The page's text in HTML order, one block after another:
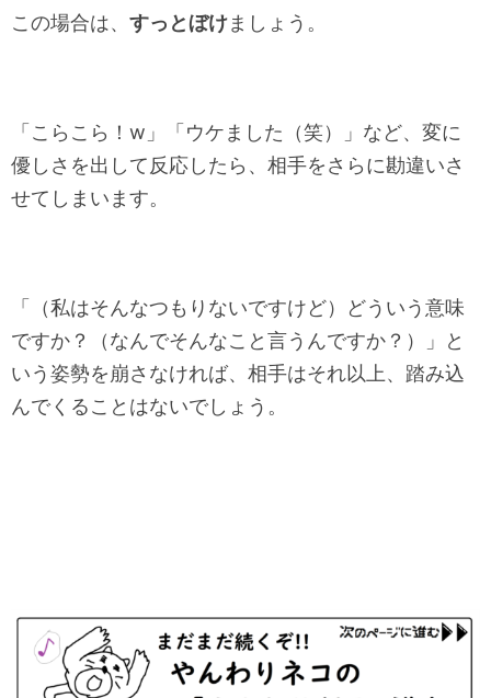
この場合は、 すっとぼけましょう。
「こらこら！w」「ウケました（笑）」など、変に
優しさを出して反応したら、相手をさらに勘違いさ
せてしまいます。
「（私はそんなつもりないですけど）どういう意味
ですか？（なんでそんなこと言うんですか？）」と
いう姿勢を崩さなければ、相手はそれ以上、踏み込
んでくることはないでしょう。